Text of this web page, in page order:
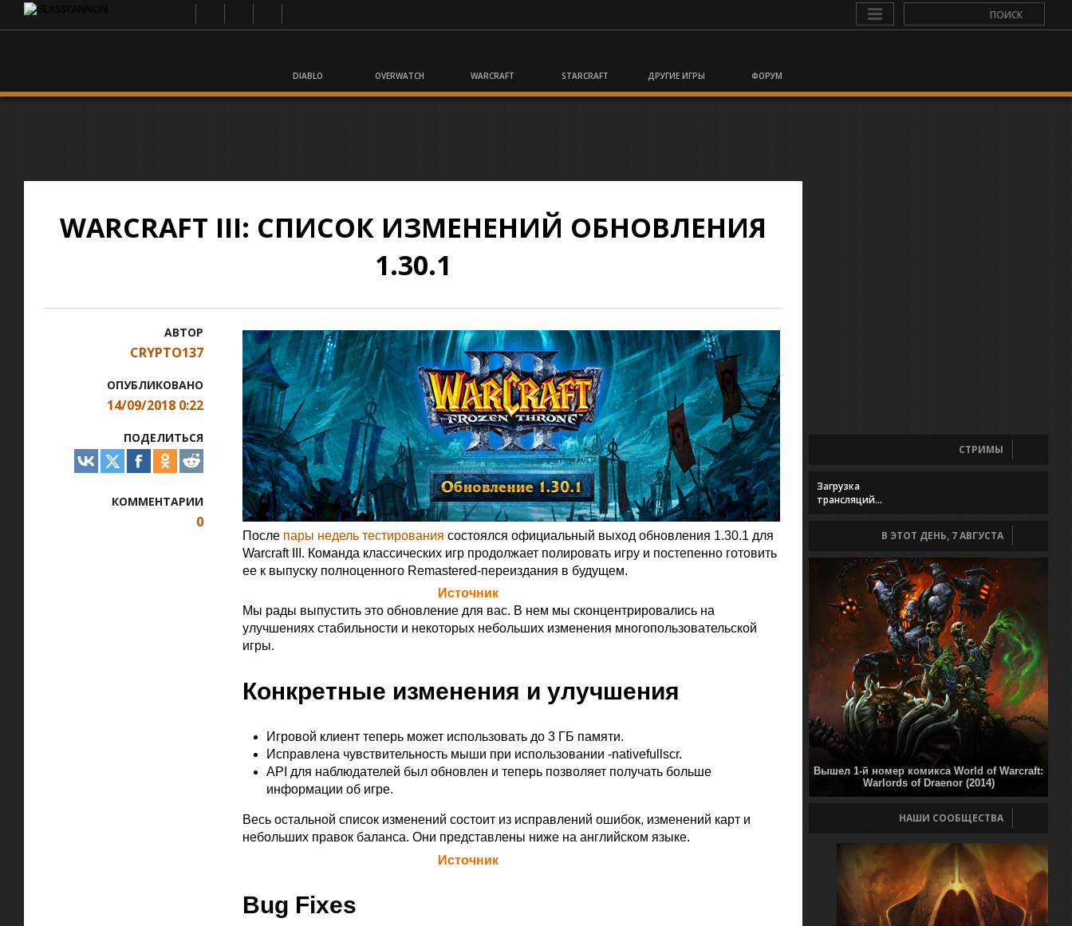
DIABLO OVERWATCH WARCRAFT STARCRAFT ДРУГИЕ ИГРЫ ФОРУМ
WARCRAFT III: СПИСОК ИЗМЕНЕНИЙ ОБНОВЛЕНИЯ
1.30.1
АВТОР
CRYPTO137
ОПУБЛИКОВАНО
14/09/2018 0:22
ПОДЕЛИТЬСЯ
КОММЕНТАРИИ
0
После пары недель тестирования состоялся официальный выход обновления 1.30.1 для
Warcraft III. Команда классических игр продолжает полировать игру и постепенно готовить
ее к выпуску полноценного Remastered-переиздания в будущем.
Источник
Мы рады выпустить это обновление для вас. В нем мы сконцентрировались на
улучшениях стабильности и некоторых небольших изменения многопользовательской
игры.
Конкретные изменения и улучшения
Игровой клиент теперь может использовать до 3 ГБ памяти.
Исправлена чувствительность мыши при использовании -nativefullscr.
API для наблюдателей был обновлен и теперь позволяет получать больше
информации об игре.
Весь остальной список изменений состоит из исправлений ошибок, изменений карт и
небольших правок баланса. Они представлены ниже на английском языке.
Источник
Bug Fixes
СТРИМЫ
Загрузка
трансляций...
В ЭТОТ ДЕНЬ, 7 АВГУСТА
Вышел 1-й номер комикса World of Warcraft:
Warlords of Draenor (2014)
НАШИ СООБЩЕСТВА